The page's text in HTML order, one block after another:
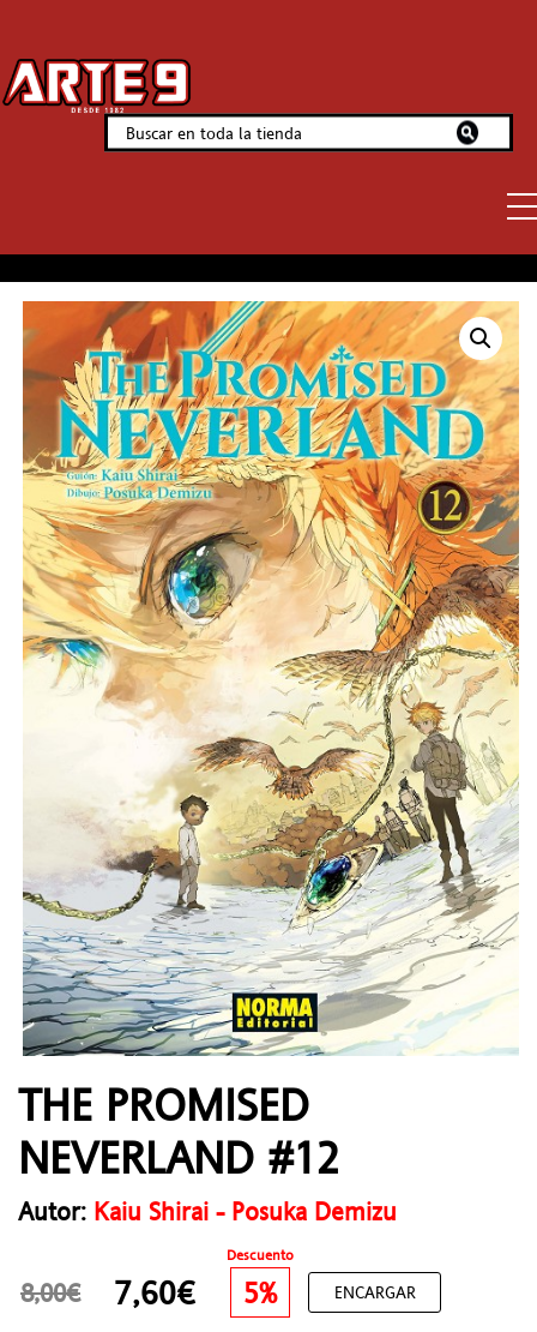
THE PROMISED
NEVERLAND #12
Autor: Kaiu Shirai - Posuka Demizu
Descuento
8,00€ 7,60€ 5% ENCARGAR